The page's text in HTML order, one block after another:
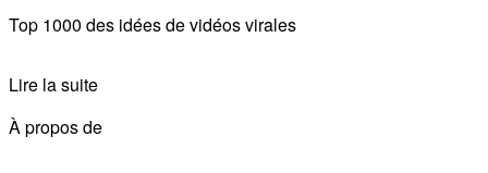
Top 1000 des idées de vidéos virales
Lire la suite
À propos de